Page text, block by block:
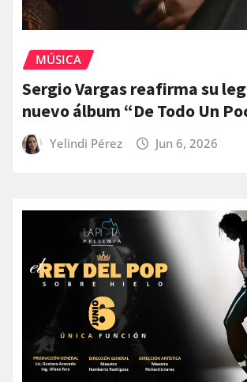
MÚSICA
Sergio Vargas reafirma su
nuevo álbum “De Todo Un
Yelindi Pérez Jun 6, 2026